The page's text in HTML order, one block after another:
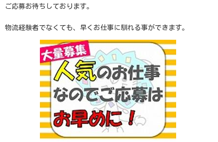
ご応募お待ちしております。
物流経験者でなくても、早くお仕事に馴れる事ができます。